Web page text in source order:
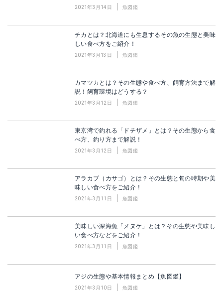
2021年3月14日 魚図鑑
チカとは？北海道にも生息するその魚の生態と美味
しい食べ方をご紹介！
2021年3月13日 魚図鑑
カマツカとは？その生態や食べ方、飼育方法まで解
説！飼育環境はどうする？
2021年3月12日 魚図鑑
東京湾で釣れる「ドチザメ」とは？その生態から食
べ方、釣り方まで解説！
2021年3月12日 魚図鑑
アラカブ（カサゴ）とは？その生態と旬の時期や美
味しい食べ方をご紹介！
2021年3月11日 魚図鑑
美味しい深海魚「メヌケ」とは？その生態や美味し
い食べ方などをご紹介！
2021年3月11日 魚図鑑
アジの生態や基本情報まとめ【魚図鑑】
2021年3月10日 魚図鑑